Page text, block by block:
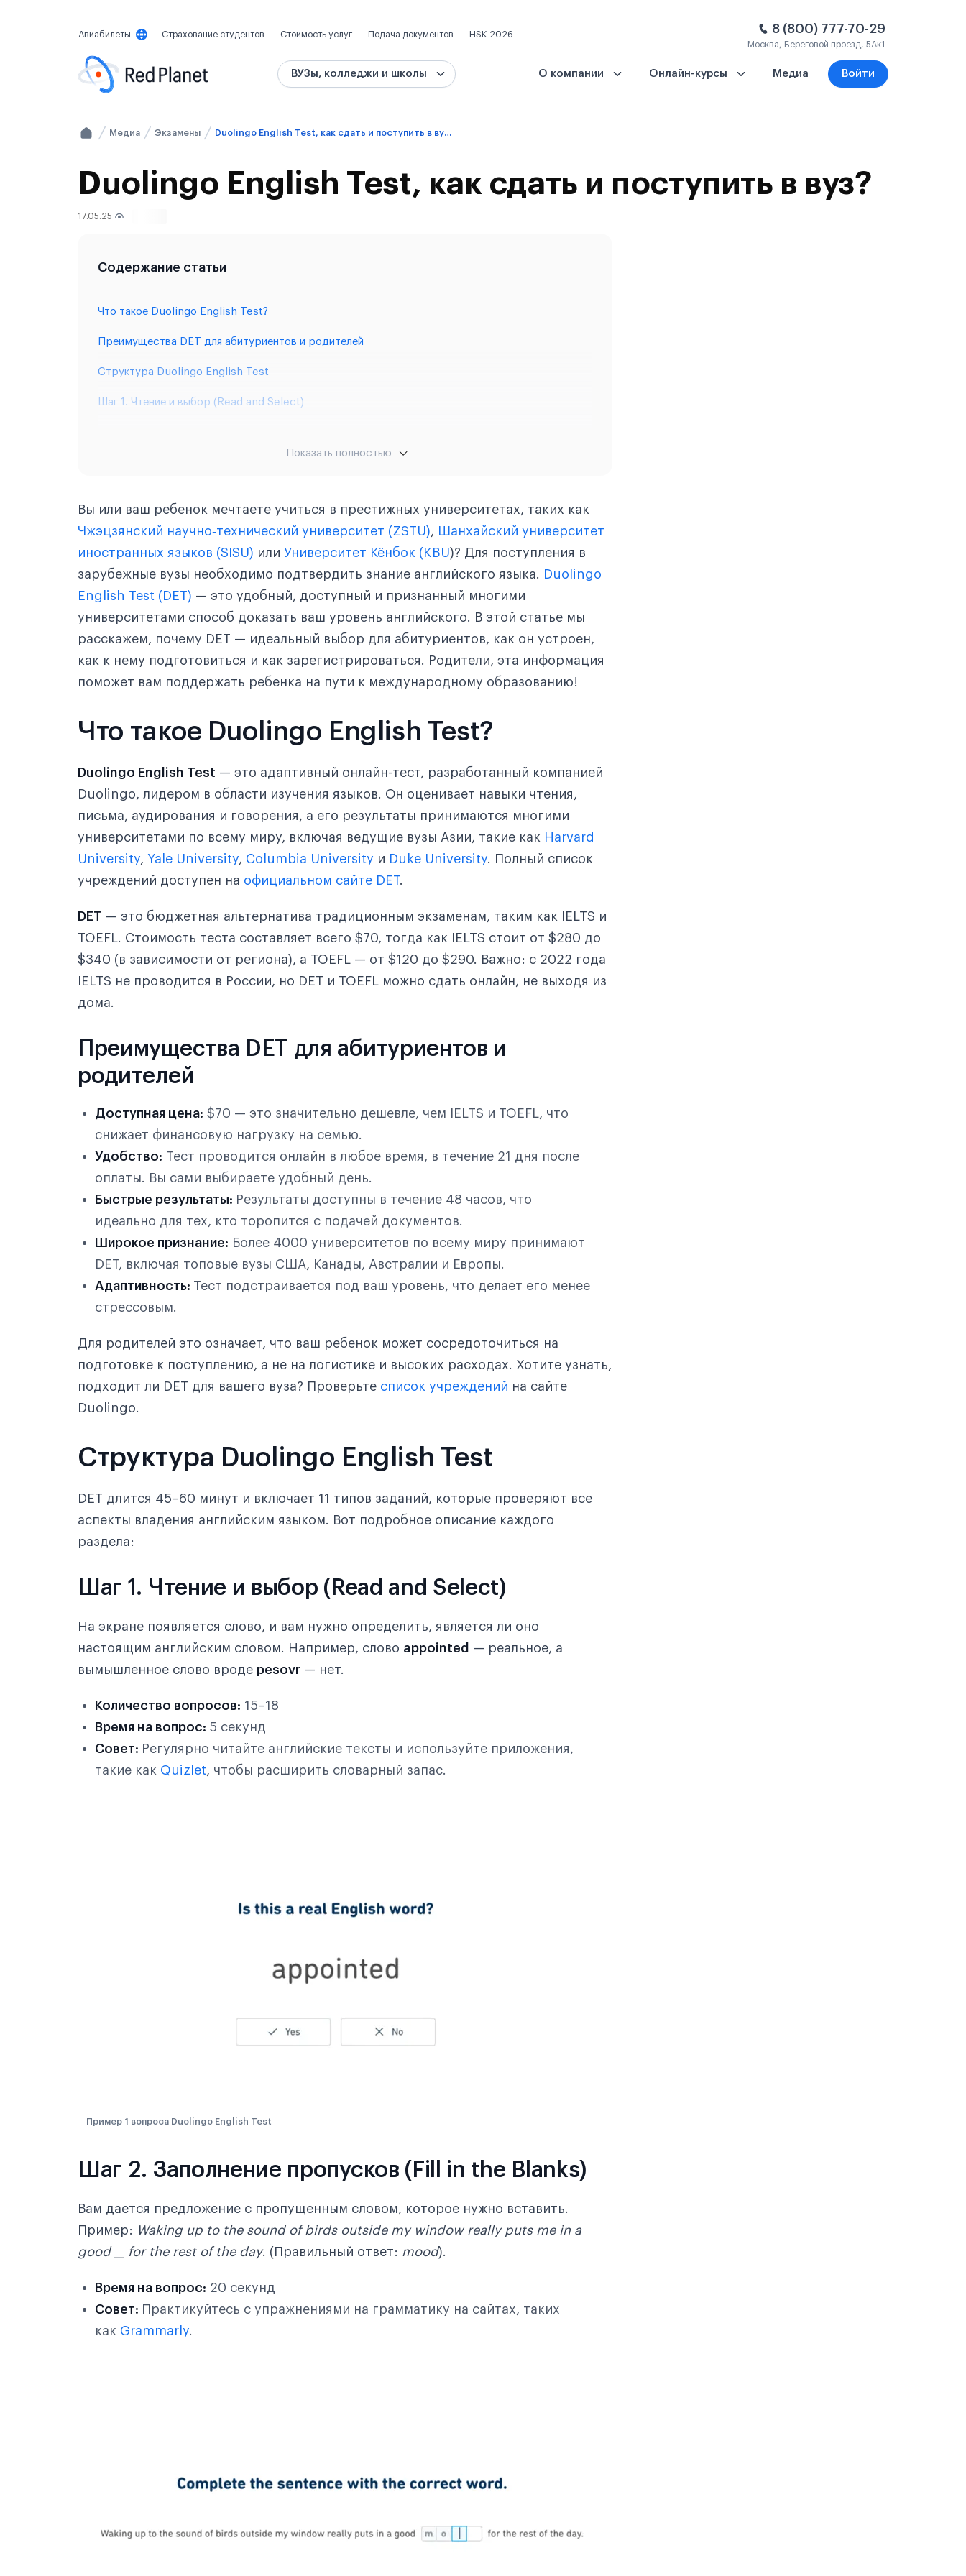
Авиабилеты Страхование студентов Стоимость услуг Подача документов HSK 2026 8 (800) 777-70-29
Москва, Береговой проезд, 5Ак1
ВУЗы, колледжи и школы О компании Онлайн-курсы Медиа Войти
Медиа Экзамены Duolingo English Test, как сдать и поступить в вуз?
Duolingo English Test, как сдать и поступить в вуз?
17.05.25
Содержание статьи
Что такое Duolingo English Test?
Преимущества DET для абитуриентов и родителей
Структура Duolingo English Test
Шаг 1. Чтение и выбор (Read and Select)
Шаг 5. Чтение вслух (Read Aloud)
Шаг 6. Write about the Photo (Описание фото)
Шаг 7. Listen, Then Speak (Аудирование и говорение)
Шаг 8. Interactive Reading (Интерактивное чтение)
Шаг 9. Interactive Listening (Интерактивное аудирование)
Шаг 10. Writing Sample (Письменный ответ)
Как подготовиться к DET?
Как зарегистрироваться и сдать DET?
Почему DET — лучший выбор для поступления?
Показать полностью
Вы или ваш ребенок мечтаете учиться в престижных университетах, таких как
Чжэцзянский научно‑технический университет (ZSTU), Шанхайский университет
иностранных языков (SISU) или Университет Кёнбок (KBU)? Для поступления в
зарубежные вузы необходимо подтвердить знание английского языка. Duolingo
English Test (DET) — это удобный, доступный и признанный многими
университетами способ доказать ваш уровень английского. В этой статье мы
расскажем, почему DET — идеальный выбор для абитуриентов, как он устроен,
как к нему подготовиться и как зарегистрироваться. Родители, эта информация
поможет вам поддержать ребенка на пути к международному образованию!
Что такое Duolingo English Test?
Duolingo English Test — это адаптивный онлайн-тест, разработанный компанией
Duolingo, лидером в области изучения языков. Он оценивает навыки чтения,
письма, аудирования и говорения, а его результаты принимаются многими
университетами по всему миру, включая ведущие вузы Азии, такие как Harvard
University, Yale University, Columbia University и Duke University. Полный список
учреждений доступен на официальном сайте DET.
DET — это бюджетная альтернатива традиционным экзаменам, таким как IELTS и
TOEFL. Стоимость теста составляет всего $70, тогда как IELTS стоит от $280 до
$340 (в зависимости от региона), а TOEFL — от $120 до $290. Важно: с 2022 года
IELTS не проводится в России, но DET и TOEFL можно сдать онлайн, не выходя из
дома.
Преимущества DET для абитуриентов и
родителей
Доступная цена: $70 — это значительно дешевле, чем IELTS и TOEFL, что
снижает финансовую нагрузку на семью.
Удобство: Тест проводится онлайн в любое время, в течение 21 дня после
оплаты. Вы сами выбираете удобный день.
Быстрые результаты: Результаты доступны в течение 48 часов, что
идеально для тех, кто торопится с подачей документов.
Широкое признание: Более 4000 университетов по всему миру принимают
DET, включая топовые вузы США, Канады, Австралии и Европы.
Адаптивность: Тест подстраивается под ваш уровень, что делает его менее
стрессовым.
Для родителей это означает, что ваш ребенок может сосредоточиться на
подготовке к поступлению, а не на логистике и высоких расходах. Хотите узнать,
подходит ли DET для вашего вуза? Проверьте список учреждений на сайте
Duolingo.
Структура Duolingo English Test
DET длится 45–60 минут и включает 11 типов заданий, которые проверяют все
аспекты владения английским языком. Вот подробное описание каждого
раздела:
Шаг 1. Чтение и выбор (Read and Select)
На экране появляется слово, и вам нужно определить, является ли оно
настоящим английским словом. Например, слово appointed — реальное, а
вымышленное слово вроде pesovr — нет.
Количество вопросов: 15–18
Время на вопрос: 5 секунд
Совет: Регулярно читайте английские тексты и используйте приложения,
такие как Quizlet, чтобы расширить словарный запас.
Пример 1 вопроса Duolingo English Test
Шаг 2. Заполнение пропусков (Fill in the Blanks)
Вам дается предложение с пропущенным словом, которое нужно вставить.
Пример:
Waking up to the sound of birds outside my window really puts me in a
good __ for the rest of the day. (Правильный ответ: mood).
Время на вопрос: 20 секунд
Совет: Практикуйтесь с упражнениями на грамматику на сайтах, таких
как Grammarly.